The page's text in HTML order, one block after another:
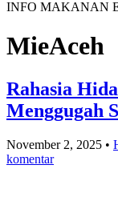
INFO MAKANAN
MieAceh
Rahasia
Menggugah
November 2, 2025 •
komentar